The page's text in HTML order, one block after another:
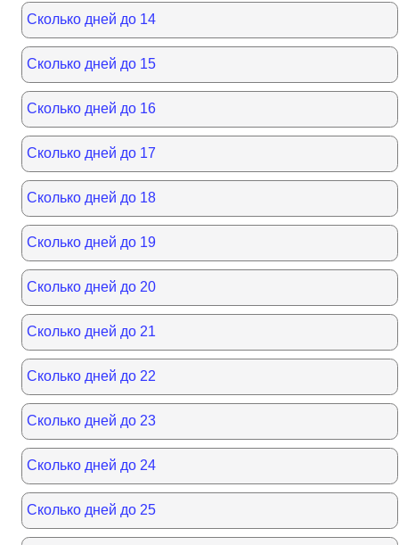
Сколько дней до 14
Сколько дней до 15
Сколько дней до 16
Сколько дней до 17
Сколько дней до 18
Сколько дней до 19
Сколько дней до 20
Сколько дней до 21
Сколько дней до 22
Сколько дней до 23
Сколько дней до 24
Сколько дней до 25